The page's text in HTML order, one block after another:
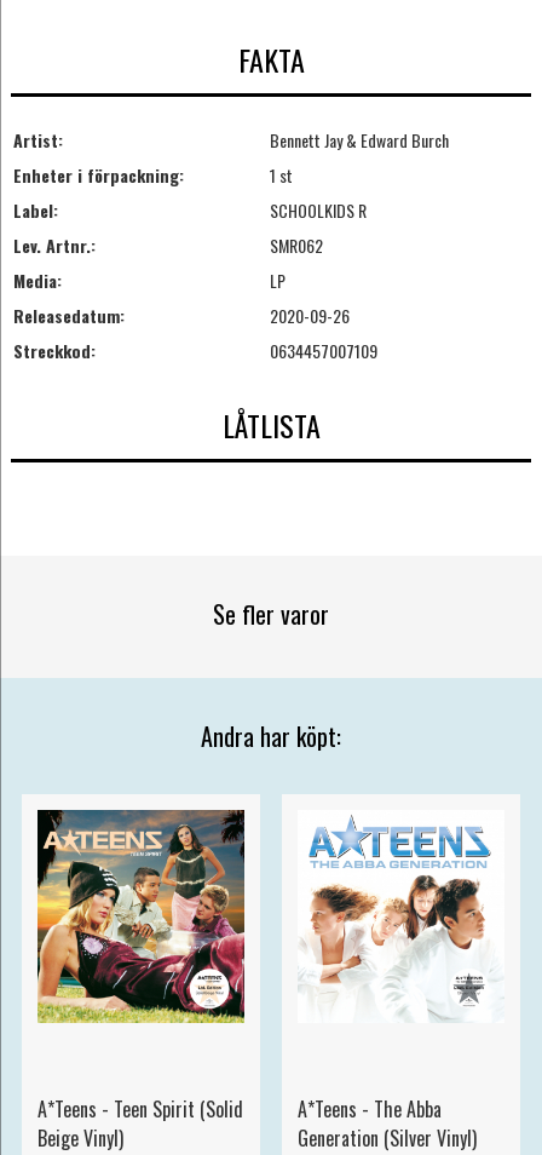
FAKTA
Artist:
Bennett Jay & Edward Burch
Enheter i förpackning:
1 st
Label:
SCHOOLKIDS R
Lev. Artnr.:
SMR062
Media:
LP
Releasedatum:
2020-09-26
Streckkod:
0634457007109
LÅTLISTA
Se fler varor
Andra har köpt:
A*Teens - Teen Spirit (Solid
Beige Vinyl)
A*Teens - The Abba
Generation (Silver Vinyl)